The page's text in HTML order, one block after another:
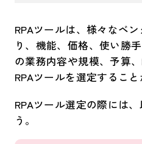
RPAツールは、様々なベ
り、機能、価格、使い勝
の業務内容や規模、予算
RPAツールを選定すること
RPAツール選定の際には
う。